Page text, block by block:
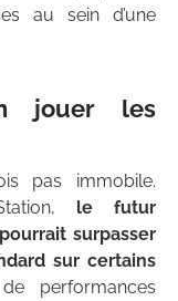
au sein d’une
jouer les
pas immobile.
le futur
surpasser
sur certains
performances